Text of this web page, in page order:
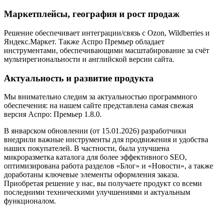
Маркетплейсы, география и рост продаж
Решение обеспечивает интеграции/связь с Ozon, Wildberries и
Яндекс.Маркет. Также Аспро Премьер обладает
инструментами, обеспечивающими масштабирование за счёт
мультирегиональности и английской версии сайта.
Актуальность и развитие продукта
Мы внимательно следим за актуальностью программного
обеспечения: на нашем сайте представлена самая свежая
версия Аспро: Премьер 1.8.0.
В январском обновлении (от 15.01.2026) разработчики
внедрили важные инструменты для продвижения и удобства
наших покупателей. В частности, была улучшена
микроразметка каталога для более эффективного SEO,
оптимизирована работа разделов «Блог» и «Новости», а также
доработаны ключевые элементы оформления заказа.
Приобретая решение у нас, вы получаете продукт со всеми
последними техническими улучшениями и актуальным
функционалом.